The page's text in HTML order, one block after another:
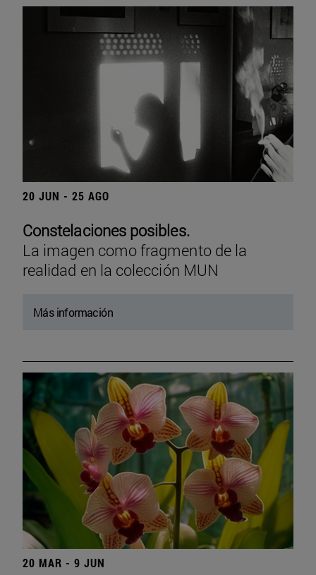
20 JUN - 25 AGO
Constelaciones posibles.
La imagen como fragmento de la
realidad en la colección MUN
Más información
20 MAR - 9 JUN